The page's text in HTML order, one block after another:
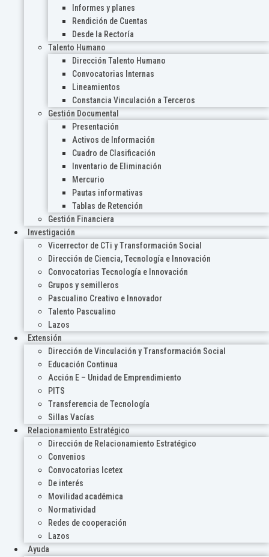
Informes y planes
Rendición de Cuentas
Desde la Rectoría
Talento Humano
Dirección Talento Humano
Convocatorias Internas
Lineamientos
Constancia Vinculación a Terceros
Gestión Documental
Presentación
Activos de Información
Cuadro de Clasificación
Inventario de Eliminación
Mercurio
Pautas informativas
Tablas de Retención
Gestión Financiera
Investigación
Vicerrector de CTi y Transformación Social
Dirección de Ciencia, Tecnología e Innovación
Convocatorias Tecnología e Innovación
Grupos y semilleros
Pascualino Creativo e Innovador
Talento Pascualino
Lazos
Extensión
Dirección de Vinculación y Transformación Social
Educación Continua
Acción E – Unidad de Emprendimiento
PITS
Transferencia de Tecnología
Sillas Vacías
Relacionamiento Estratégico
Dirección de Relacionamiento Estratégico
Convenios
Convocatorias Icetex
De interés
Movilidad académica
Normatividad
Redes de cooperación
Lazos
Ayuda